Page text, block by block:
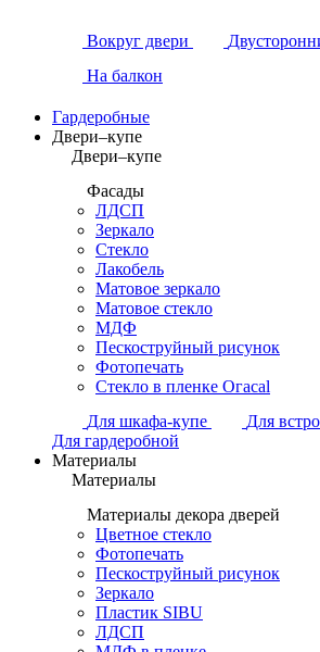
Вокруг двери
На балкон
Гардеробные
Двери–купе
Двери–купе
Фасады
ЛДСП
Зеркало
Стекло
Лакобель
Матовое зеркало
Матовое стекло
МДФ
Пескоструйный рисунок
Фотопечать
Стекло в пленке Огасаl
Для шкафа-купе
Для
Для гардеробной
Материалы
Материалы
Материалы декора дверей
Цветное стекло
Фотопечать
Пескоструйный рисунок
Зеркало
Пластик SIBU
ЛДСП